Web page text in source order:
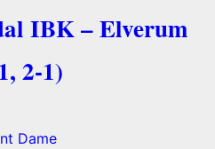
IBK – Elverum
2-1)
Dame